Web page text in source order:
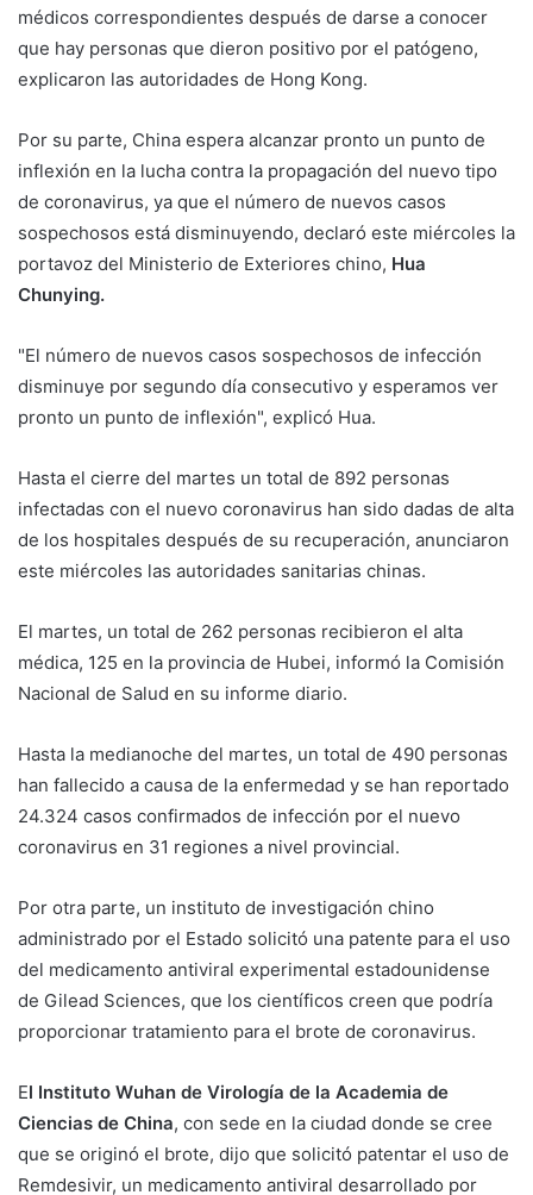
médicos correspondientes después de darse a conocer
que hay personas que dieron positivo por el patógeno,
explicaron las autoridades de Hong Kong.
Por su parte, China espera alcanzar pronto un punto de
inflexión en la lucha contra la propagación del nuevo tipo
de coronavirus, ya que el número de nuevos casos
sospechosos está disminuyendo, declaró este miércoles la
portavoz del Ministerio de Exteriores chino, Hua
Chunying.
"El número de nuevos casos sospechosos de infección
disminuye por segundo día consecutivo y esperamos ver
pronto un punto de inflexión", explicó Hua.
Hasta el cierre del martes un total de 892 personas
infectadas con el nuevo coronavirus han sido dadas de alta
de los hospitales después de su recuperación, anunciaron
este miércoles las autoridades sanitarias chinas.
El martes, un total de 262 personas recibieron el alta
médica, 125 en la provincia de Hubei, informó la Comisión
Nacional de Salud en su informe diario.
Hasta la medianoche del martes, un total de 490 personas
han fallecido a causa de la enfermedad y se han reportado
24.324 casos confirmados de infección por el nuevo
coronavirus en 31 regiones a nivel provincial.
Por otra parte, un instituto de investigación chino
administrado por el Estado solicitó una patente para el uso
del medicamento antiviral experimental estadounidense
de Gilead Sciences, que los científicos creen que podría
proporcionar tratamiento para el brote de coronavirus.
El Instituto Wuhan de Virología de la Academia de
Ciencias de China, con sede en la ciudad donde se cree
que se originó el brote, dijo que solicitó patentar el uso de
Remdesivir, un medicamento antiviral desarrollado por